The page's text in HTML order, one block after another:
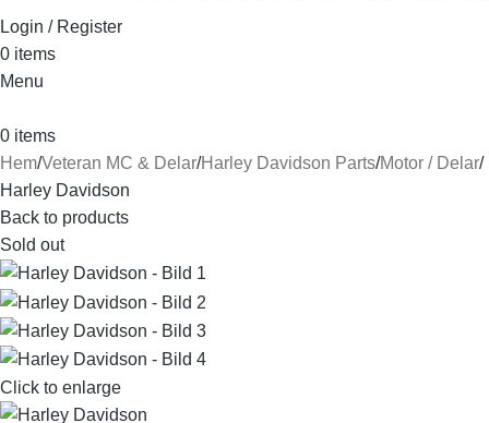
Login / Register
0 items
Menu
0 items
Hem Veteran MC & Delar Harley Davidson Parts Motor / Delar
Harley Davidson
Back to products
Sold out
Click to enlarge